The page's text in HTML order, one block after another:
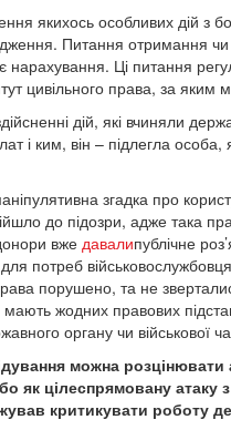
якихось особливих дій з
Питання отримання
нарахування. Ці питання
цивільного права, за
дій, які вчиняли
і ким, він – підлегла
згадка про
до підозри, адже така
вже давалипублічне
потреб
порушено, та не
жодних правових
органу чи військової
можна
як цілеспрямовану
критикувати роботу